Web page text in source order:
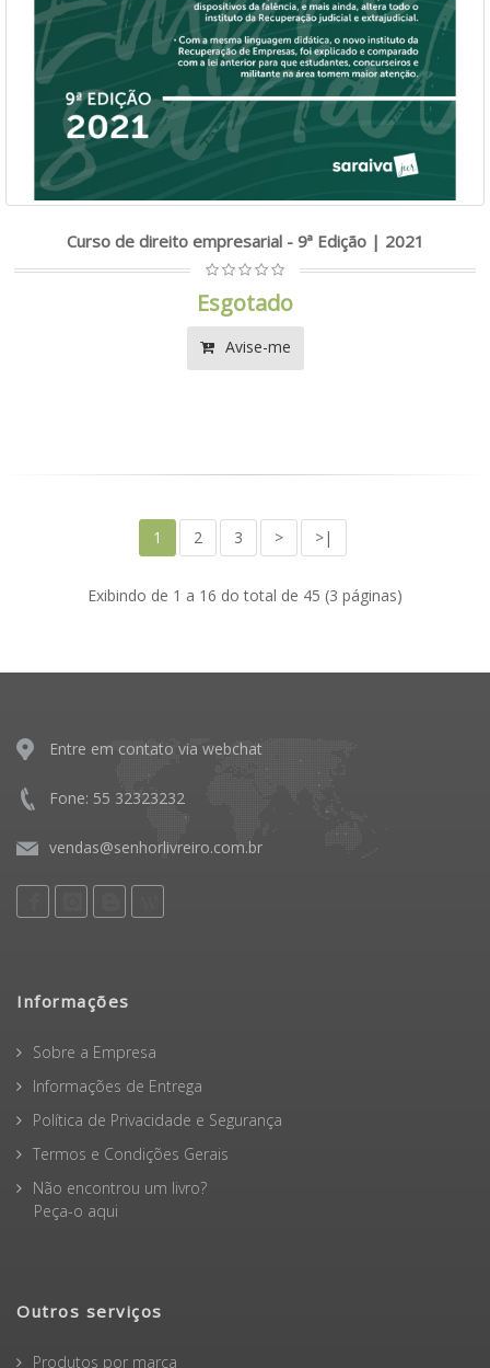
Curso de direito empresarial - 9ª Edição | 2021
Esgotado
Avise-me
1 2 3 > >|
Exibindo de 1 a 16 do total de 45 (3 páginas)
Entre em contato via webchat
Fone: 55 32323232
vendas@senhorlivreiro.com.br
Informações
Sobre a Empresa
Informações de Entrega
Política de Privacidade e Segurança
Termos e Condições Gerais
Não encontrou um livro?
Peça-o aqui
Outros serviços
Produtos por marca